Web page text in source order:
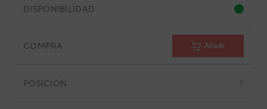
DISPONIBILIDAD
COMPRA Añadir
POSICIÓN 5